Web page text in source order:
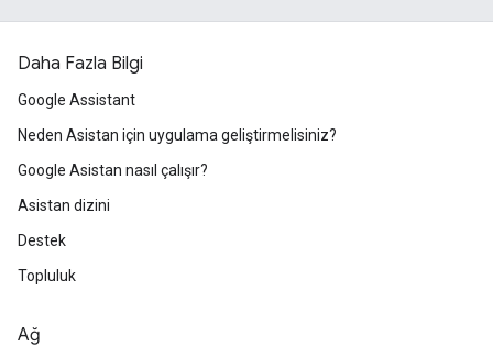
Daha Fazla Bilgi
Google Assistant
Neden Asistan için uygulama geliştirmelisiniz?
Google Asistan nasıl çalışır?
Asistan dizini
Destek
Topluluk
Ağ